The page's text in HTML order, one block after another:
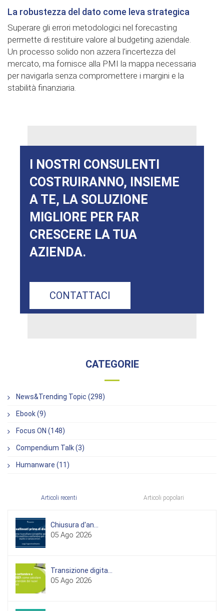
La robustezza del dato come leva strategica
Superare gli errori metodologici nel forecasting
permette di restituire valore al budgeting aziendale.
Un processo solido non azzera l'incertezza del
mercato, ma fornisce alla PMI la mappa necessaria
per navigarla senza compromettere i margini e la
stabilità finanziaria.
I NOSTRI CONSULENTI
COSTRUIRANNO, INSIEME
A TE, LA SOLUZIONE
MIGLIORE PER FAR
CRESCERE LA TUA
AZIENDA.
CONTATTACI
CATEGORIE
News&Trending Topic (298)
Ebook (9)
Focus ON (148)
Compendium Talk (3)
Humanware (11)
Articoli recenti Articoli popolari
Chiusura d'an...
05 Ago 2026
Transizione digita...
05 Ago 2026